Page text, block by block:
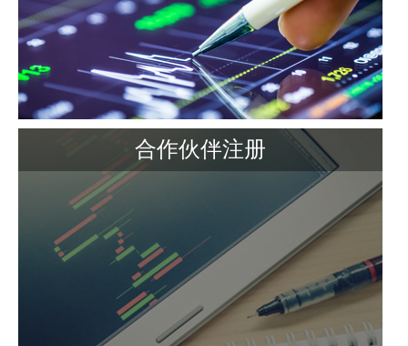
合作伙伴注册